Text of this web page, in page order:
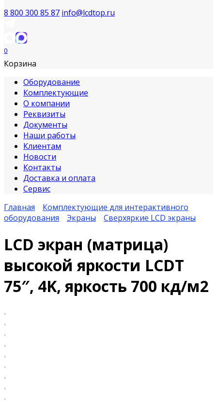
8 800 300 85 87 info@lcdtop.ru
0
Корзина
Оборудование
Комплектующие
О компании
Реквизиты
Документы
Наши работы
Клиентам
Новости
Контакты
Доставка и оплата
Сервис
Главная
Комплектующие для интерактивного
оборудования
Экраны Сверхяркие LCD экраны
LCD экран (матрица)
высокой яркости LCDT
75″, 4K, яркость 700 кд/м2